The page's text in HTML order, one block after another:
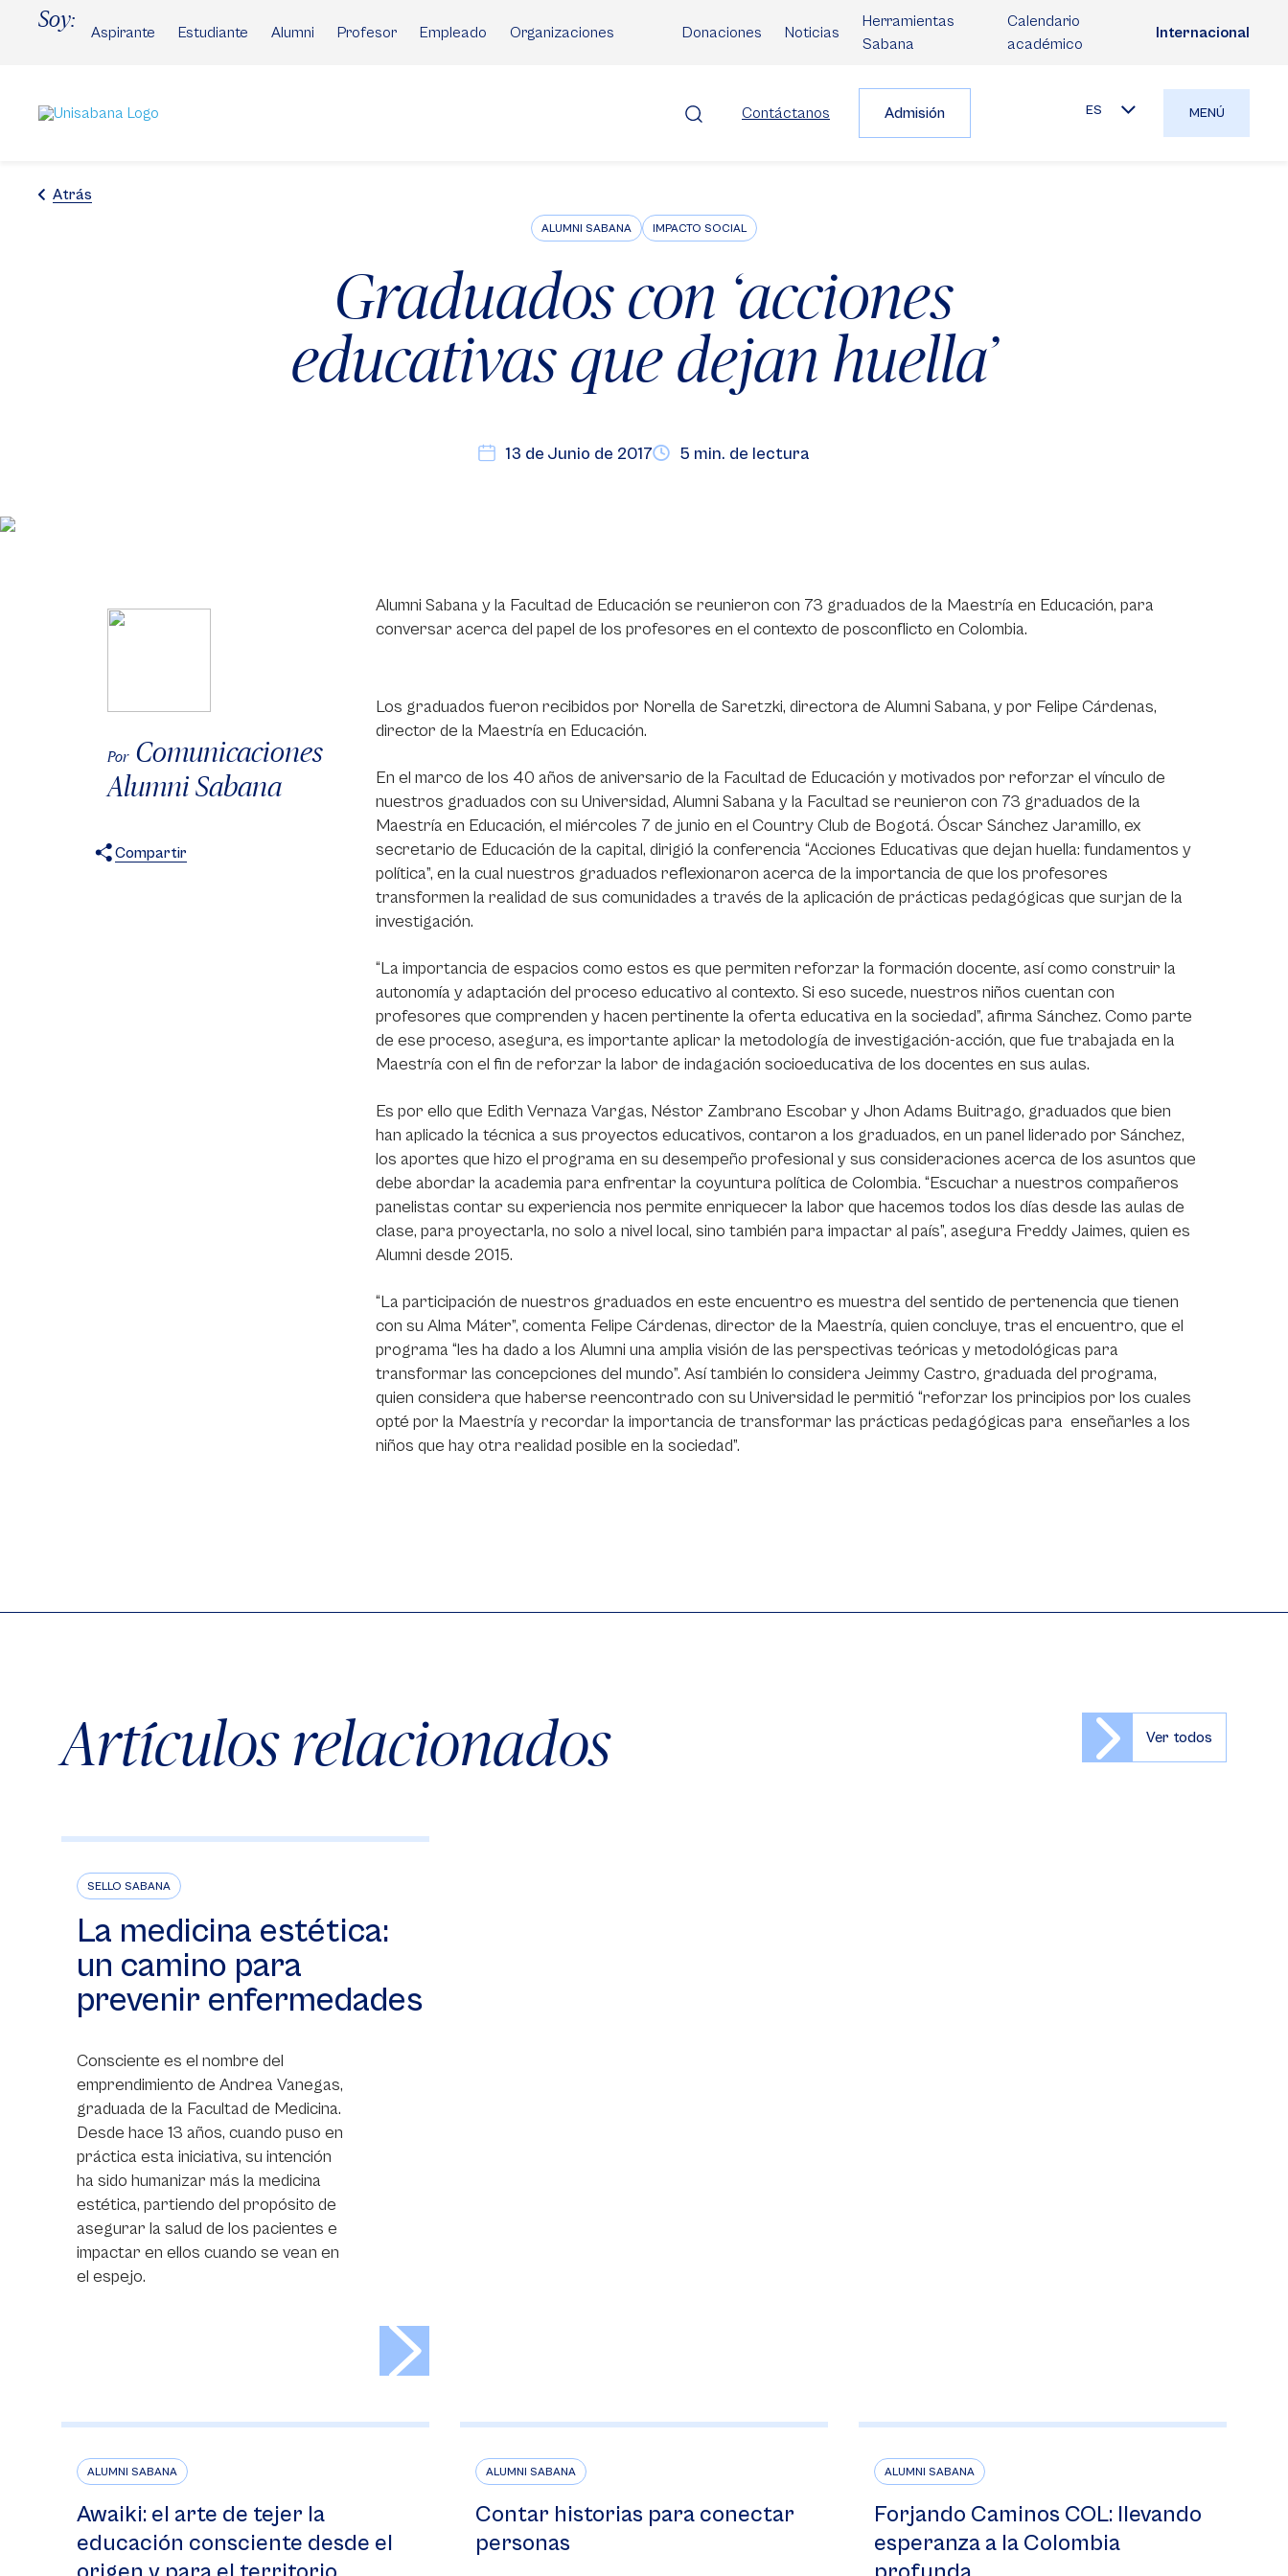
Soy:
Aspirante Estudiante Alumni Profesor Empleado Organizaciones Donaciones Noticias
Herramientas
Sabana
Calendario
académico
Internacional
Contáctanos Admisión ES MENÚ
Atrás
ALUMNI SABANA IMPACTO SOCIAL
Graduados con ‘acciones
educativas que dejan huella’
13 de Junio de 2017 5 min. de lectura
Por Comunicaciones
Alumni Sabana
Compartir
Alumni Sabana y la Facultad de Educación se reunieron con 73 graduados de la Maestría en Educación, para
conversar acerca del papel de los profesores en el contexto de posconflicto en Colombia.
Los graduados fueron recibidos por Norella de Saretzki, directora de Alumni Sabana, y por Felipe Cárdenas,
director de la Maestría en Educación.
En el marco de los 40 años de aniversario de la Facultad de Educación y motivados por reforzar el vínculo de
nuestros graduados con su Universidad, Alumni Sabana y la Facultad se reunieron con 73 graduados de la
Maestría en Educación, el miércoles 7 de junio en el Country Club de Bogotá. Óscar Sánchez Jaramillo, ex
secretario de Educación de la capital, dirigió la conferencia “Acciones Educativas que dejan huella: fundamentos y
política”, en la cual nuestros graduados reflexionaron acerca de la importancia de que los profesores
transformen la realidad de sus comunidades a través de la aplicación de prácticas pedagógicas que surjan de la
investigación.
“La importancia de espacios como estos es que permiten reforzar la formación docente, así como construir la
autonomía y adaptación del proceso educativo al contexto. Si eso sucede, nuestros niños cuentan con
profesores que comprenden y hacen pertinente la oferta educativa en la sociedad”, afirma Sánchez. Como parte
de ese proceso, asegura, es importante aplicar la metodología de investigación-acción, que fue trabajada en la
Maestría con el fin de reforzar la labor de indagación socioeducativa de los docentes en sus aulas.
Es por ello que Edith Vernaza Vargas, Néstor Zambrano Escobar y Jhon Adams Buitrago, graduados que bien
han aplicado la técnica a sus proyectos educativos, contaron a los graduados, en un panel liderado por Sánchez,
los aportes que hizo el programa en su desempeño profesional y sus consideraciones acerca de los asuntos que
debe abordar la academia para enfrentar la coyuntura política de Colombia. “Escuchar a nuestros compañeros
panelistas contar su experiencia nos permite enriquecer la labor que hacemos todos los días desde las aulas de
clase, para proyectarla, no solo a nivel local, sino también para impactar al país”, asegura Freddy Jaimes, quien es
Alumni desde 2015.
“La participación de nuestros graduados en este encuentro es muestra del sentido de pertenencia que tienen
con su Alma Máter”, comenta Felipe Cárdenas, director de la Maestría, quien concluye, tras el encuentro, que el
programa “les ha dado a los Alumni una amplia visión de las perspectivas teóricas y metodológicas para
transformar las concepciones del mundo”. Así también lo considera Jeimmy Castro, graduada del programa,
quien considera que haberse reencontrado con su Universidad le permitió “reforzar los principios por los cuales
opté por la Maestría y recordar la importancia de transformar las prácticas pedagógicas para enseñarles a los
niños que hay otra realidad posible en la sociedad”.
Artículos relacionados Ver todos
SELLO SABANA
La medicina estética:
un camino para
prevenir enfermedades
Consciente es el nombre del
emprendimiento de Andrea Vanegas,
graduada de la Facultad de Medicina.
Desde hace 13 años, cuando puso en
práctica esta iniciativa, su intención
ha sido humanizar más la medicina
estética, partiendo del propósito de
asegurar la salud de los pacientes e
impactar en ellos cuando se vean en
el espejo.
ALUMNI SABANA
Awaiki: el arte de tejer la
educación consciente desde el
ALUMNI SABANA
Contar historias para conectar
personas
ALUMNI SABANA
Forjando Caminos COL: llevando
esperanza a la Colombia